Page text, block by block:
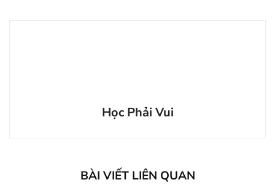
Học Phải Vui
BÀI VIẾT LIÊN QUAN